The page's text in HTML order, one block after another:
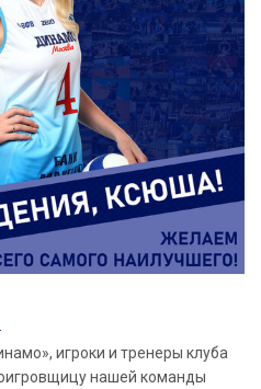
игроки и тренеры клуба
нашей команды